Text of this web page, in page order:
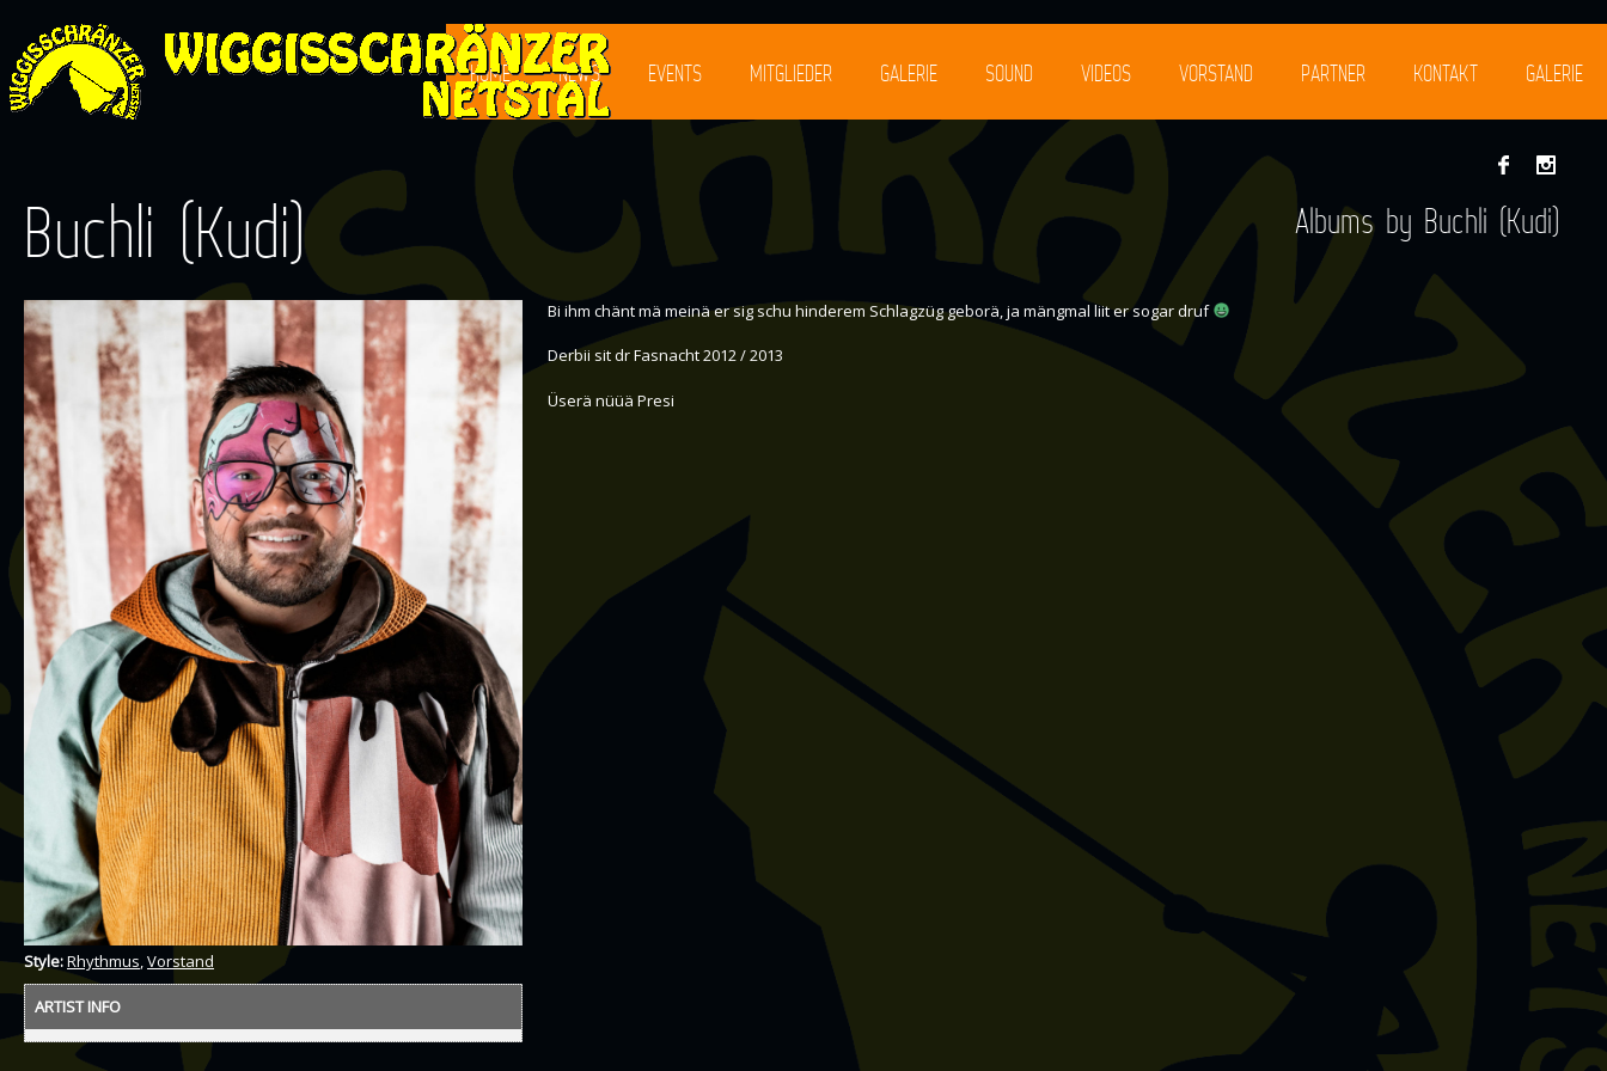
HOME NEWS EVENTS MITGLIEDER GALERIE SOUND VIDEOS VORSTAND PARTNER KONTAKT GALERIE
Buchli (Kudi)
Style:Rhythmus,Vorstand
ARTIST INFO
Bi ihm chänt mä meinä er sig schu hinderem Schlagzüg geborä, ja mängmal liit er sogar druf
Derbii sit dr Fasnacht 2012 / 2013
Üserä nüüä Presi
Albums by Buchli (Kudi)